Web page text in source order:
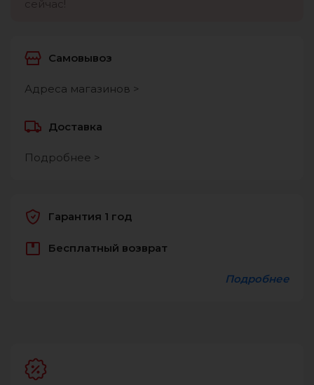
Самовывоз
Адреса магазинов >
Доставка
Подробнее >
Гарантия 1 год
Бесплатный возврат
Подробнее